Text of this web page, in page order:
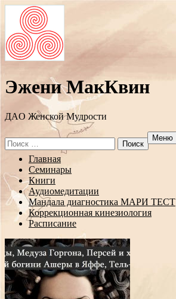
Эжени МакКвин
ДAO Женской Мудрости
Search
for:
Меню
Перейти
содержанию
Главная
Семинары
Книги
Аудиомедитации
Мандала диагностика МАРИ ТЕСТ
Коррекционная кинезиология
Расписание